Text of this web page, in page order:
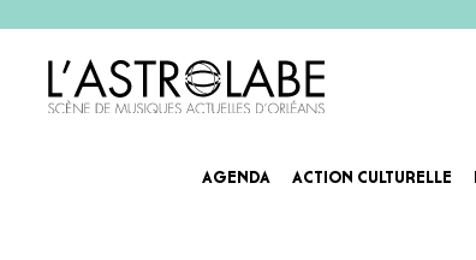
AGENDA ACTION CULTURELLE